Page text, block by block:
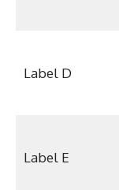
Label D
Label E